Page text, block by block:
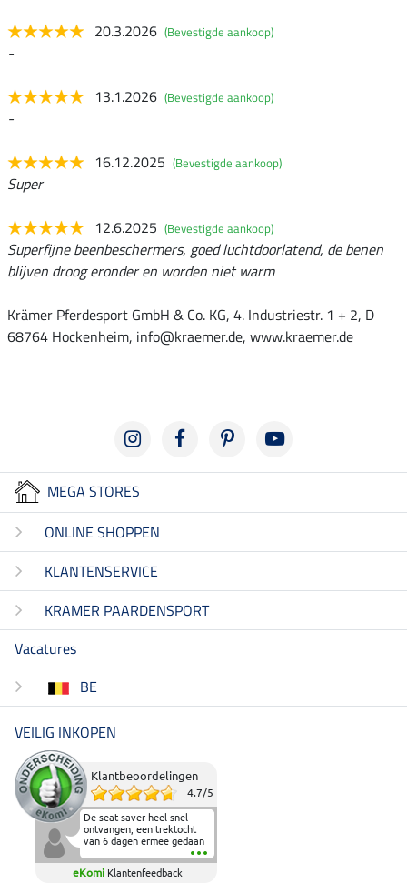
20.3.2026 (Bevestigde aankoop)
-
13.1.2026 (Bevestigde aankoop)
-
16.12.2025 (Bevestigde aankoop)
Super
12.6.2025 (Bevestigde aankoop)
Superfijne beenbeschermers, goed luchtdoorlatend, de benen
blijven droog eronder en worden niet warm
Krämer Pferdesport GmbH & Co. KG, 4. Industriestr. 1 + 2, D
68764 Hockenheim, info@kraemer.de, www.kraemer.de
MEGA STORES
ONLINE SHOPPEN
KLANTENSERVICE
KRAMER PAARDENSPORT
Vacatures
BE
VEILIG INKOPEN
Klantbeoordelingen
4.7/5
De seat saver heel snel
ontvangen, een trektocht
van 6 dagen ermee gedaan
en deze heeft de beproeving
fantastisch doorstaan.
Heerlijk zacht om op te
eKomi Klantenfeedback